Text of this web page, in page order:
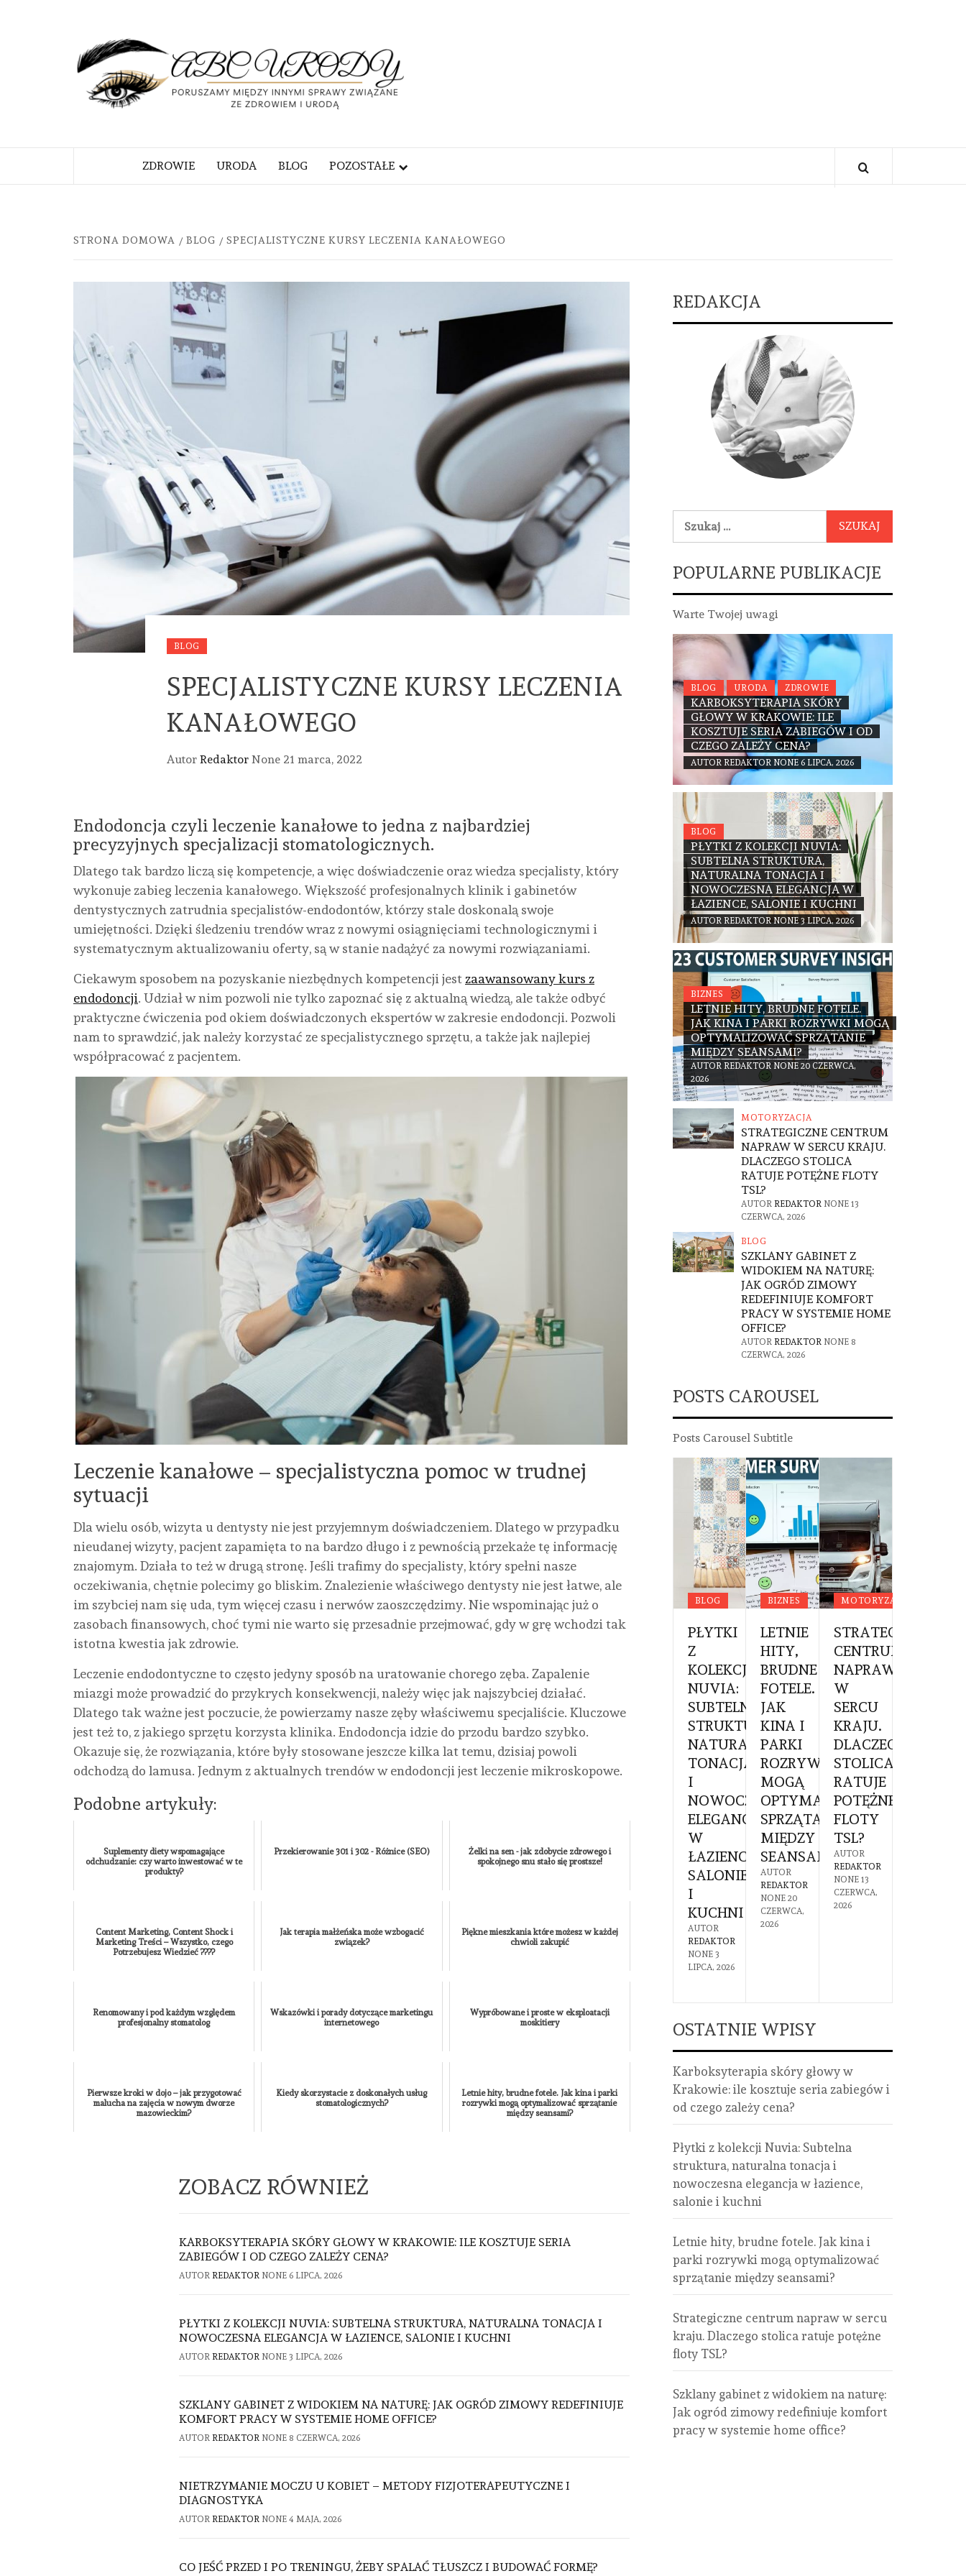
ZDROWIE
URODA BLOG POZOSTAŁE
STRONA DOMOWA BLOG SPECJALISTYCZNE KURSY LECZENIA KANAŁOWEGO
BLOG
SPECJALISTYCZNE KURSY LECZENIA
KANAŁOWEGO
Autor Redaktor None 21 marca, 2022
Endodoncja czyli leczenie kanałowe to jedna z najbardziej
precyzyjnych specjalizacji stomatologicznych.
Dlatego tak bardzo liczą się kompetencje, a więc doświadczenie oraz wiedza specjalisty, który
wykonuje zabieg leczenia kanałowego. Większość profesjonalnych klinik i gabinetów
dentystycznych zatrudnia specjalistów-endodontów, którzy stale doskonalą swoje
umiejętności. Dzięki śledzeniu trendów wraz z nowymi osiągnięciami technologicznymi i
systematycznym aktualizowaniu oferty, są w stanie nadążyć za nowymi rozwiązaniami.
Ciekawym sposobem na pozyskanie niezbędnych kompetencji jest zaawansowany kurs z
endodoncji. Udział w nim pozwoli nie tylko zapoznać się z aktualną wiedzą, ale także odbyć
praktyczne ćwiczenia pod okiem doświadczonych ekspertów w zakresie endodoncji. Pozwoli
nam to sprawdzić, jak należy korzystać ze specjalistycznego sprzętu, a także jak najlepiej
współpracować z pacjentem.
Leczenie kanałowe – specjalistyczna pomoc w trudnej
sytuacji
Dla wielu osób, wizyta u dentysty nie jest przyjemnym doświadczeniem. Dlatego w przypadku
nieudanej wizyty, pacjent zapamięta to na bardzo długo i z pewnością przekaże tę informację
znajomym. Działa to też w drugą stronę. Jeśli trafimy do specjalisty, który spełni nasze
oczekiwania, chętnie polecimy go bliskim. Znalezienie właściwego dentysty nie jest łatwe, ale
im szybciej nam się uda, tym więcej czasu i nerwów zaoszczędzimy. Nie wspominając już o
zasobach finansowych, choć tymi nie warto się przesadnie przejmować, gdy w grę wchodzi tak
istotna kwestia jak zdrowie.
Leczenie endodontyczne to często jedyny sposób na uratowanie chorego zęba. Zapalenie
miazgi może prowadzić do przykrych konsekwencji, należy więc jak najszybciej działać.
Dlatego tak ważne jest poczucie, że powierzamy nasze zęby właściwemu specjaliście. Kluczowe
jest też to, z jakiego sprzętu korzysta klinika. Endodoncja idzie do przodu bardzo szybko.
Okazuje się, że rozwiązania, które były stosowane jeszcze kilka lat temu, dzisiaj powoli
odchodzą do lamusa. Jednym z aktualnych trendów w endodoncji jest leczenie mikroskopowe.
Podobne artykuły:
Suplementy diety wspomagające
odchudzanie: czy warto inwestować w te
produkty?
Przekierowanie 301 i 302 - Różnice (SEO)
Żelki na sen - jak zdobycie zdrowego i
spokojnego snu stało się prostsze!
Content Marketing, Content Shock i
Marketing Treści – Wszystko, czego
Potrzebujesz Wiedzieć ????
Jak terapia małżeńska może wzbogacić
związek?
Piękne mieszkania które możesz w każdej
chwioli zakupić
Renomowany i pod każdym względem
profesjonalny stomatolog
Wskazówki i porady dotyczące marketingu
internetowego
Wypróbowane i proste w eksploatacji
moskitiery
Pierwsze kroki w dojo – jak przygotować
malucha na zajęcia w nowym dworze
mazowieckim?
Kiedy skorzystacie z doskonałych usług
stomatologicznych?
Letnie hity, brudne fotele. Jak kina i parki
rozrywki mogą optymalizować sprzątanie
między seansami?
ZOBACZ RÓWNIEŻ
KARBOKSYTERAPIA SKÓRY GŁOWY W KRAKOWIE: ILE KOSZTUJE SERIA
ZABIEGÓW I OD CZEGO ZALEŻY CENA?
AUTOR REDAKTOR NONE 6 LIPCA, 2026
PŁYTKI Z KOLEKCJI NUVIA: SUBTELNA STRUKTURA, NATURALNA TONACJA I
NOWOCZESNA ELEGANCJA W ŁAZIENCE, SALONIE I KUCHNI
AUTOR REDAKTOR NONE 3 LIPCA, 2026
SZKLANY GABINET Z WIDOKIEM NA NATURĘ: JAK OGRÓD ZIMOWY REDEFINIUJE
KOMFORT PRACY W SYSTEMIE HOME OFFICE?
AUTOR REDAKTOR NONE 8 CZERWCA, 2026
NIETRZYMANIE MOCZU U KOBIET – METODY FIZJOTERAPEUTYCZNE I
DIAGNOSTYKA
AUTOR REDAKTOR NONE 4 MAJA, 2026
CO JEŚĆ PRZED I PO TRENINGU, ŻEBY SPALAĆ TŁUSZCZ I BUDOWAĆ FORMĘ?
REDAKCJA
POPULARNE PUBLIKACJE
Warte Twojej uwagi
BLOG URODA ZDROWIE
KARBOKSYTERAPIA SKÓRY
GŁOWY W KRAKOWIE: ILE
KOSZTUJE SERIA ZABIEGÓW I OD
CZEGO ZALEŻY CENA?
AUTOR REDAKTOR NONE 6 LIPCA, 2026
BLOG
PŁYTKI Z KOLEKCJI NUVIA:
SUBTELNA STRUKTURA,
NATURALNA TONACJA I
NOWOCZESNA ELEGANCJA W
ŁAZIENCE, SALONIE I KUCHNI
AUTOR REDAKTOR NONE 3 LIPCA, 2026
BIZNES
LETNIE HITY, BRUDNE FOTELE.
JAK KINA I PARKI ROZRYWKI MOGĄ
OPTYMALIZOWAĆ SPRZĄTANIE
MIĘDZY SEANSAMI?
AUTOR REDAKTOR NONE 20 CZERWCA,
2026
MOTORYZACJA
STRATEGICZNE CENTRUM
NAPRAW W SERCU KRAJU.
DLACZEGO STOLICA
RATUJE POTĘŻNE FLOTY
TSL?
AUTOR REDAKTOR NONE 13
CZERWCA, 2026
BLOG
SZKLANY GABINET Z
WIDOKIEM NA NATURĘ:
JAK OGRÓD ZIMOWY
REDEFINIUJE KOMFORT
PRACY W SYSTEMIE HOME
OFFICE?
AUTOR REDAKTOR NONE 8
CZERWCA, 2026
POSTS CAROUSEL
Posts Carousel Subtitle
BIZNES
LETNIE
BRUDNE
FOTELE.
JAK
KINA I
PARKI
ROZRYWKI
SPRZĄTANIE
SEANSAMI?
MOTORYZACJA
STRATEGICZNE
NAPRAW
W
SERCU
KRAJU.
DLACZEGO
STOLICA
AUTOR
REDAKTOR
BLOG
SZKLANY
Z
WIDOKIEM
NA
NATURĘ:
JAK
OGRÓD
ZIMOWY
W
AUTOR
REDAKTOR
KARBOKSYTERAPIA
KRAKOWIE:
ZABIEGÓW
CZEGO
BLOG
PŁYTKI
Z
KOLEKCJI
NUVIA:
SUBTELNA
STRUKTURA,
NATURALNA
TONACJA
I
NOWOCZESNA
ELEGANCJA
W
ŁAZIENCE,
SALONIE
I
KUCHNI
AUTOR
REDAKTOR
NONE 3
LIPCA, 2026
BIZNES
LETNIE
HITY,
BRUDNE
FOTELE.
JAK
KINA I
PARKI
ROZRYWKI
MOGĄ
OPTYMALIZOWAĆ
SPRZĄTANIE
MIĘDZY
SEANSAMI?
AUTOR
REDAKTOR
NONE 20
CZERWCA,
2026
MOTORYZACJA
STRATEGICZNE
CENTRUM
NAPRAW
W
SERCU
KRAJU.
DLACZEGO
STOLICA
RATUJE
POTĘŻNE
FLOTY
TSL?
AUTOR
REDAKTOR
NONE 13
CZERWCA,
2026
OSTATNIE WPISY
Karboksyterapia skóry głowy w
Krakowie: ile kosztuje seria zabiegów i
od czego zależy cena?
Płytki z kolekcji Nuvia: Subtelna
struktura, naturalna tonacja i
nowoczesna elegancja w łazience,
salonie i kuchni
Letnie hity, brudne fotele. Jak kina i
parki rozrywki mogą optymalizować
sprzątanie między seansami?
Strategiczne centrum napraw w sercu
kraju. Dlaczego stolica ratuje potężne
floty TSL?
Szklany gabinet z widokiem na naturę:
Jak ogród zimowy redefiniuje komfort
pracy w systemie home office?